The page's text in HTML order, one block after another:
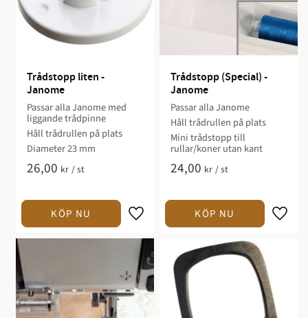
Trådstopp liten -
Janome
Passar alla Janome med
liggande trådpinne
Håll trådrullen på plats
Diameter 23 mm
26,00 kr /st
Trådstopp (Special) -
Janome
Passar alla Janome
Håll trådrullen på plats
Mini trådstopp till
rullar/koner utan kant
24,00 kr /st